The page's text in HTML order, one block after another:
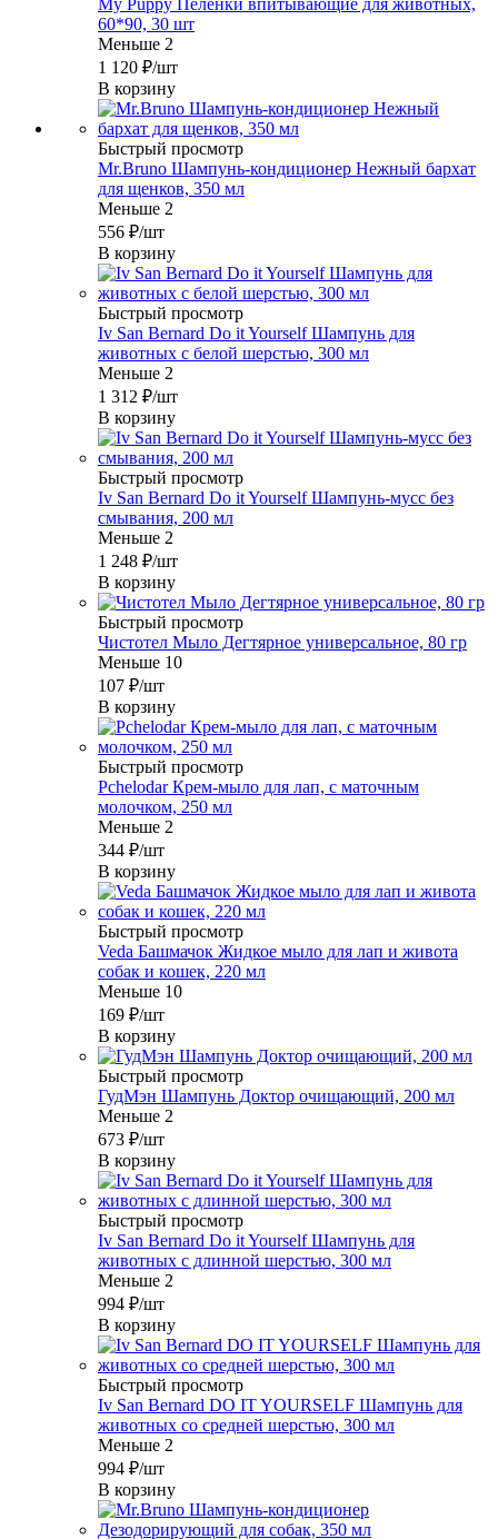
My Puppy Пеленки впитывающие для животных,
60*90, 30 шт
Меньше 2
1 120 ₽/шт
В корзину
Быстрый просмотр
Mr.Bruno Шампунь-кондиционер Нежный бархат
для щенков, 350 мл
Меньше 2
556 ₽/шт
В корзину
Быстрый просмотр
Iv San Bernard Do it Yourself Шампунь для
животных с белой шерстью, 300 мл
Меньше 2
1 312 ₽/шт
В корзину
Быстрый просмотр
Iv San Bernard Do it Yourself Шампунь-мусс без
смывания, 200 мл
Меньше 2
1 248 ₽/шт
В корзину
Быстрый просмотр
Чистотел Мыло Дегтярное универсальное, 80 гр
Меньше 10
107 ₽/шт
В корзину
Быстрый просмотр
Pchelodar Крем-мыло для лап, с маточным
молочком, 250 мл
Меньше 2
344 ₽/шт
В корзину
Быстрый просмотр
Veda Башмачок Жидкое мыло для лап и живота
собак и кошек, 220 мл
Меньше 10
169 ₽/шт
В корзину
Быстрый просмотр
ГудМэн Шампунь Доктор очищающий, 200 мл
Меньше 2
673 ₽/шт
В корзину
Быстрый просмотр
Iv San Bernard Do it Yourself Шампунь для
животных с длинной шерстью, 300 мл
Меньше 2
994 ₽/шт
В корзину
Быстрый просмотр
Iv San Bernard DO IT YOURSELF Шампунь для
животных со средней шерстью, 300 мл
Меньше 2
994 ₽/шт
В корзину